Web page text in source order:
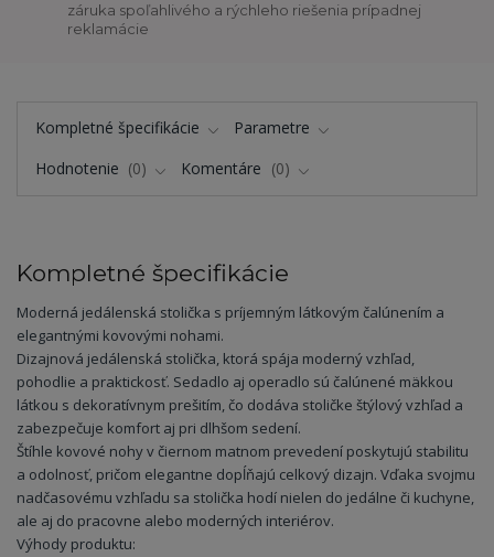
záruka spoľahlivého a rýchleho riešenia prípadnej
reklamácie
Kompletné špecifikácie
Parametre
Hodnotenie
0 Komentáre 0
Kompletné špecifikácie
Moderná jedálenská stolička s príjemným látkovým čalúnením a
elegantnými kovovými nohami.
Dizajnová jedálenská stolička, ktorá spája moderný vzhľad,
pohodlie a praktickosť. Sedadlo aj operadlo sú čalúnené mäkkou
látkou s dekoratívnym prešitím, čo dodáva stoličke štýlový vzhľad a
zabezpečuje komfort aj pri dlhšom sedení.
Štíhle kovové nohy v čiernom matnom prevedení poskytujú stabilitu
a odolnosť, pričom elegantne dopĺňajú celkový dizajn. Vďaka svojmu
nadčasovému vzhľadu sa stolička hodí nielen do jedálne či kuchyne,
ale aj do pracovne alebo moderných interiérov.
Výhody produktu: